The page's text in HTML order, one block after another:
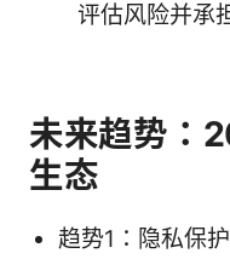
评估风险并承
未来趋势：
生态
趋势1：隐私保